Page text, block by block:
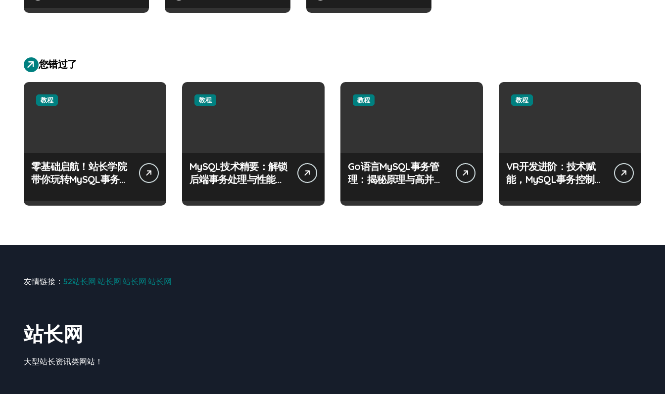
您错过了
教程
零基础启航！站长学院
带你玩转MySQL事务控
教程
MySQL技术精要：解锁
后端事务处理与性能优
教程
Go语言MySQL事务管
理：揭秘原理与高并发
教程
VR开发进阶：技术赋
能，MySQL事务控制科
友情链接： 52站长网 站长网 站长网 站长网
站长网
大型站长资讯类网站！